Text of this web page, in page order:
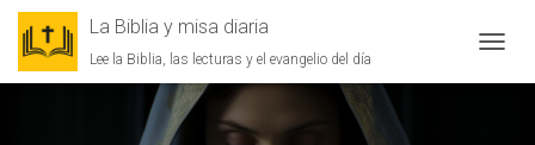
La Biblia y misa diaria
Lee la Biblia, las lecturas y el evangelio del día